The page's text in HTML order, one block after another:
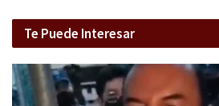
Te Puede Interesar